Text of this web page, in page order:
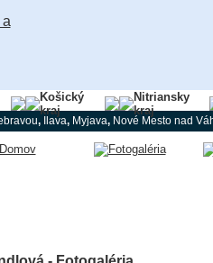
Košický
kraj
Nitriansky
kraj
, Ilava, Myjava, Nové Mesto nad